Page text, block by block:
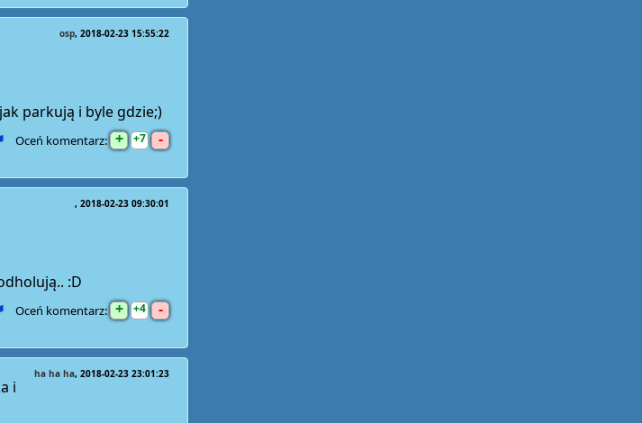
osp 2018-02-23 15:55:22
parkują i byle gdzie;)
Oceń komentarz: + 7 -
2018-02-23 09:30:01
:D
Oceń komentarz: + 4 -
ha ha ha 2018-02-23 23:01:23
i